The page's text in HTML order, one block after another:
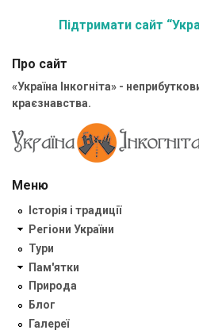
Підтримати сайт
Про сайт
«Україна Інкогніта» -
краєзнавства.
Меню
Історія і традиції
Регіони України
Тури
Пам'ятки
Природа
Блог
Галереї